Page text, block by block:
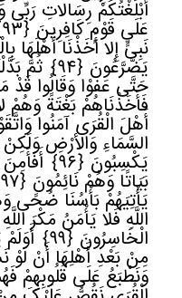
أَبْلَغْتُکُمْ رِسَالاتِ
عَلَى قَوْمٍ کَافِرِینَ﴿٩٣﴾
نَبِیٍّ إِلا أَخَذْنَا أَهْلَهَا
یَضَّرَّعُونَ ﴿٩٤﴾ ثُمَّ
حَتَّى عَفَوْا وَقَالُوا قَدْ
فَأَخَذْنَاهُمْ بَغْتَةً
أَهْلَ الْقُرَى آمَنُوا
السَّمَاءِ وَالأرْضِ وَلَکِنْ
یَکْسِبُونَ ﴿٩٦﴾ أَفَأَمِنَ
بَیَاتًا وَهُمْ نَائِمُونَ ﴿٩٧﴾
یَأْتِیَهُمْ بَأْسُنَا ضُحًى
اللَّهِ فَلا یَأْمَنُ مَکْرَ
الْخَاسِرُونَ ﴿٩٩﴾
مِنْ بَعْدِ أَهْلِهَا أَنْ لَوْ
وَنَطْبَعُ عَلَى قُلُوبِهِمْ